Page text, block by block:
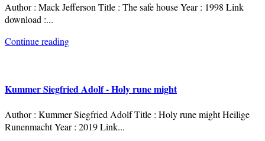
Author : Mack Jefferson Title : The safe house Year : 1998 Link
download :...
Continue reading
Kummer Siegfried Adolf - Holy rune might
Author : Kummer Siegfried Adolf Title : Holy rune might Heilige
Runenmacht Year : 2019 Link...